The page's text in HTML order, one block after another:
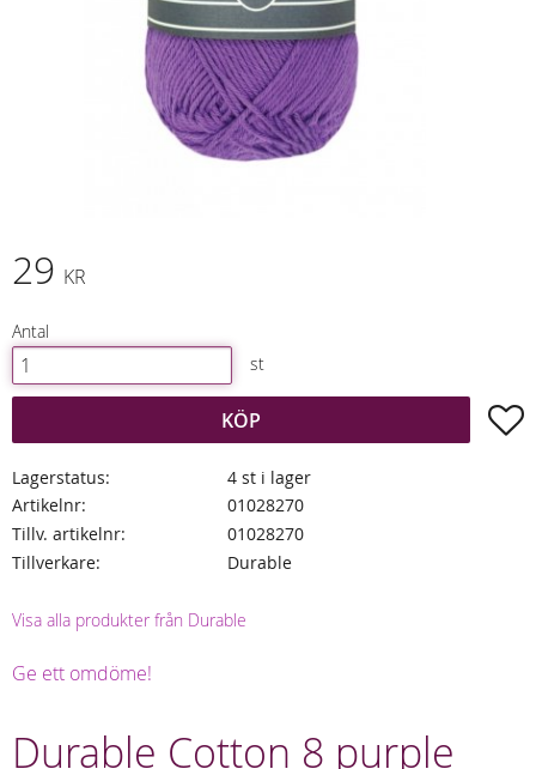
29 KR
Antal
st
KÖP
Lagerstatus
4 st i lager
Artikelnr
01028270
Tillv. artikelnr
01028270
Tillverkare
Durable
Visa alla produkter från Durable
Ge ett omdöme!
Durable Cotton 8 purple